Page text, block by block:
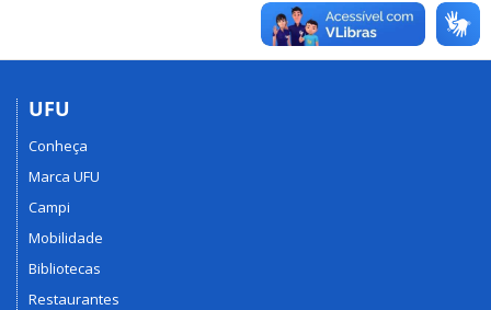
UFU
Conheça
Marca UFU
Campi
Mobilidade
Bibliotecas
Restaurantes